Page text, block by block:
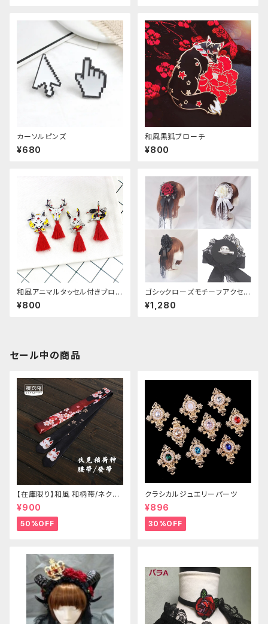
カーソルピンズ
¥680
和風黒狐ブローチ
¥800
和風アニマルタッセル付きブロー
チ
¥800
ゴシックローズモチーフアクセサ
リー
¥1,280
セール中の商品
【在庫限り】和風 和柄帯/ネクタ
イ/リボン（狐面/金魚
¥900
50%OFF
クラシカルジュエリーパーツ
¥896
30%OFF